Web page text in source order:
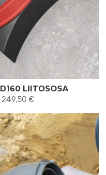
LIITOSOSA
249,50 €
-
249,50 €